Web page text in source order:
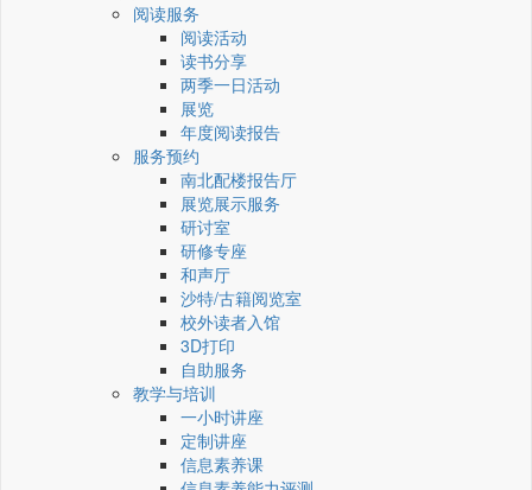
阅读服务
阅读活动
读书分享
两季一日活动
展览
年度阅读报告
服务预约
南北配楼报告厅
展览展示服务
研讨室
研修专座
和声厅
沙特/古籍阅览室
校外读者入馆
3D打印
自助服务
教学与培训
一小时讲座
定制讲座
信息素养课